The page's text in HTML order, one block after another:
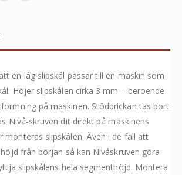
en låg slipskål passar till en maskin som
Höjer slipskålen cirka 3 mm – beroende
på maskinen. Stödbrickan tas bort
Nivå-skruven dit direkt på maskinens
monteras slipskålen. Även i de fall att
från början så kan Nivåskruven göra
slipskålens hela segmenthöjd. Montera